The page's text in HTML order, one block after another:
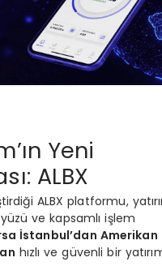
Yeni
ALBX
ALBX platformu,
ve kapsamlı işlem
İstanbul’dan Amerikan
hızlı ve güvenli bir